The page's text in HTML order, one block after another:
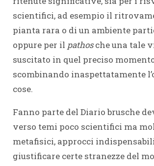
scientifici, ad esempio il
pianta rara o di un ambiente
oppure per il pathosche una tale
suscitato in quel preciso
scombinando inaspettatamente
cose.
Fanno parte del Diario brusche
verso temi poco scientifici ma
metafisici, approcci
giustificare certe stranezze del